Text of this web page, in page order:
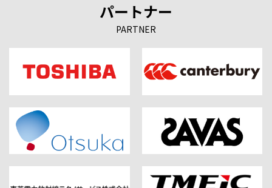
パートナー
PARTNER